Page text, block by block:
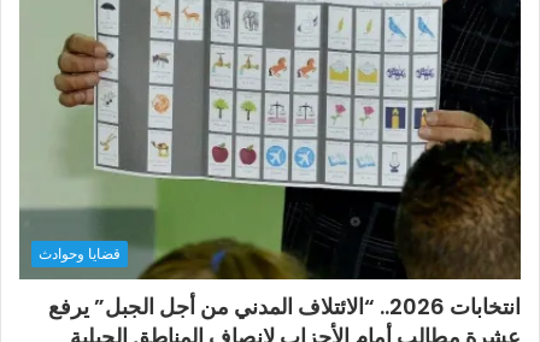
قضايا وحوادث
انتخابات 2026.. “الائتلاف المدني من أجل الجبل” يرفع